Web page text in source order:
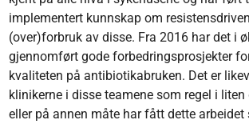
implementert kunnskap om
(over)forbruk av disse. Fra 2016 har det i
gjennomført gode forbedringsprosjekter
kvaliteten på antibiotikabruken. Det er
klinikerne i disse teamene som regel i
eller på annen måte har fått dette